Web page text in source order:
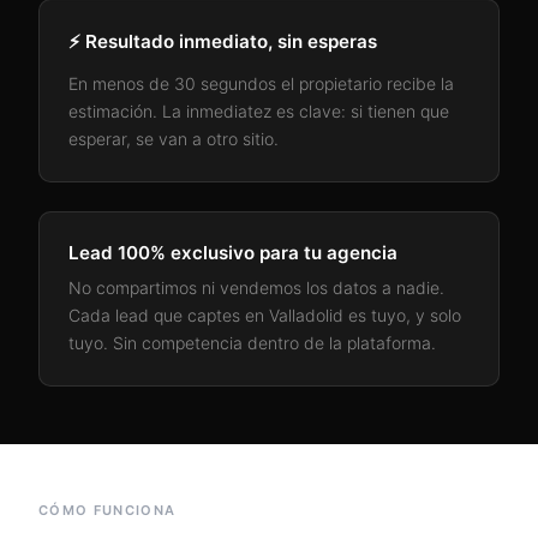
⚡ Resultado inmediato, sin esperas
En menos de 30 segundos el propietario recibe la
estimación. La inmediatez es clave: si tienen que
esperar, se van a otro sitio.
Lead 100% exclusivo para tu agencia
No compartimos ni vendemos los datos a nadie.
Cada lead que captes en Valladolid es tuyo, y solo
tuyo. Sin competencia dentro de la plataforma.
CÓMO FUNCIONA